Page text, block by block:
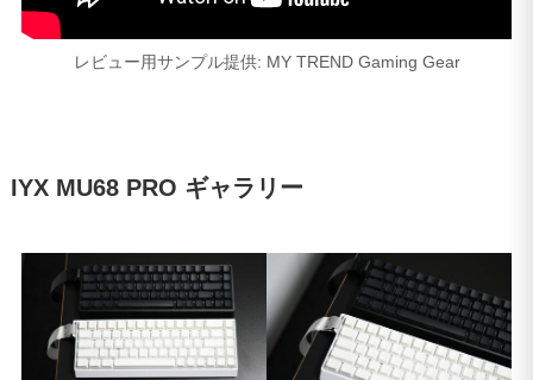
レビュー用サンプル提供: MY TREND Gaming Gear
IYX MU68 PRO ギャラリー